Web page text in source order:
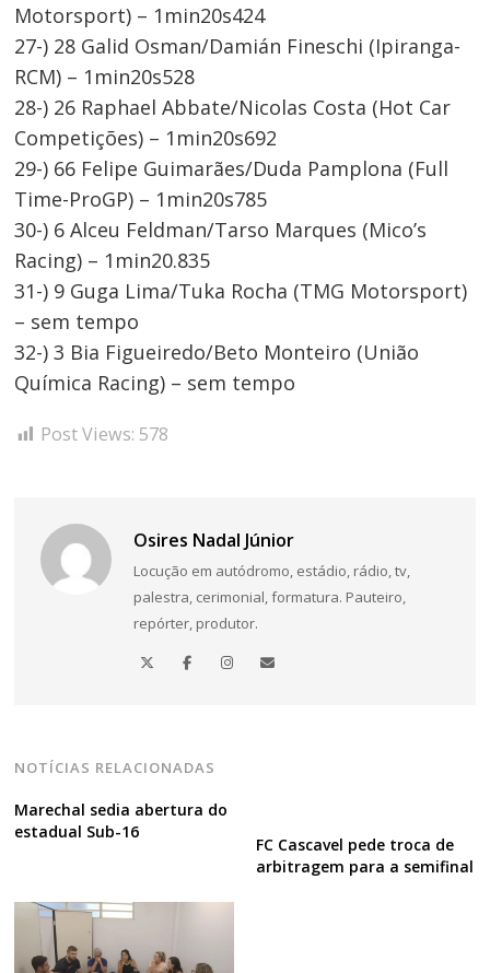
Motorsport) – 1min20s424
27-) 28 Galid Osman/Damián Fineschi (Ipiranga-
RCM) – 1min20s528
28-) 26 Raphael Abbate/Nicolas Costa (Hot Car
Competições) – 1min20s692
29-) 66 Felipe Guimarães/Duda Pamplona (Full
Time-ProGP) – 1min20s785
30-) 6 Alceu Feldman/Tarso Marques (Mico’s
Racing) – 1min20.835
31-) 9 Guga Lima/Tuka Rocha (TMG Motorsport)
– sem tempo
32-) 3 Bia Figueiredo/Beto Monteiro (União
Química Racing) – sem tempo
Post Views: 578
Osires Nadal Júnior
Locução em autódromo, estádio, rádio, tv,
palestra, cerimonial, formatura. Pauteiro,
repórter, produtor.
NOTÍCIAS RELACIONADAS
Marechal sedia abertura do
estadual Sub-16
FC Cascavel pede troca de
arbitragem para a semifinal